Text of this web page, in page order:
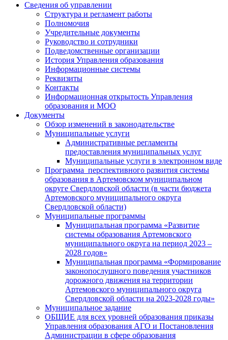
Сведения об управлении
Структура и регламент работы
Полномочия
Учредительные документы
Руководство и сотрудники
Подведомственные организации
История Управления образования
Информационные системы
Реквизиты
Контакты
Информационная открытость Управления
образования и МОО
Документы
Обзор изменений в законодательстве
Муниципальные услуги
Административные регламенты
предоставления муниципальных услуг
Муниципальные услуги в электронном виде
Программа перспективного развития системы
образования в Артемовском муниципальном
округе Свердловской области (в части бюджета
Артемовского муниципального округа
Свердловской области)
Муниципальные программы
Муниципальная программа «Развитие
системы образования Артемовского
муниципального округа на период 2023 –
2028 годов»
Муниципальная программа «Формирование
законопослушного поведения участников
дорожного движения на территории
Артемовского муниципального округа
Свердловской области на 2023-2028 годы»
Муниципальное задание
ОБЩИЕ для всех уровней образования приказы
Управления образования АГО и Постановления
Администрации в сфере образования